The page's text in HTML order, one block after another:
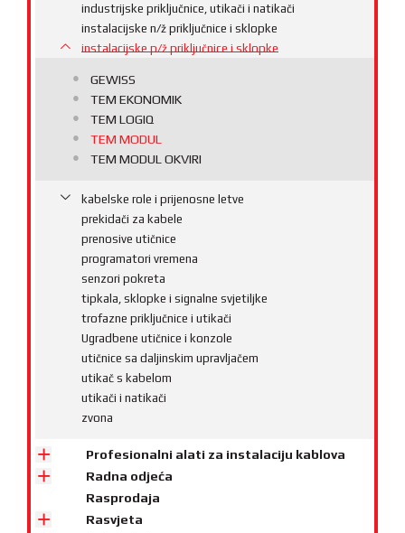
industrijske priključnice, utikači i natikači
instalacijske n/ž priključnice i sklopke
instalacijske p/ž priključnice i sklopke
GEWISS
TEM EKONOMIK
TEM LOGIQ
TEM MODUL
TEM MODUL OKVIRI
kabelske role i prijenosne letve
prekidači za kabele
prenosive utičnice
programatori vremena
senzori pokreta
tipkala, sklopke i signalne svjetiljke
trofazne priključnice i utikači
Ugradbene utičnice i konzole
utičnice sa daljinskim upravljačem
utikač s kabelom
utikači i natikači
zvona
Profesionalni alati za instalaciju kablova
Radna odjeća
Rasprodaja
Rasvjeta